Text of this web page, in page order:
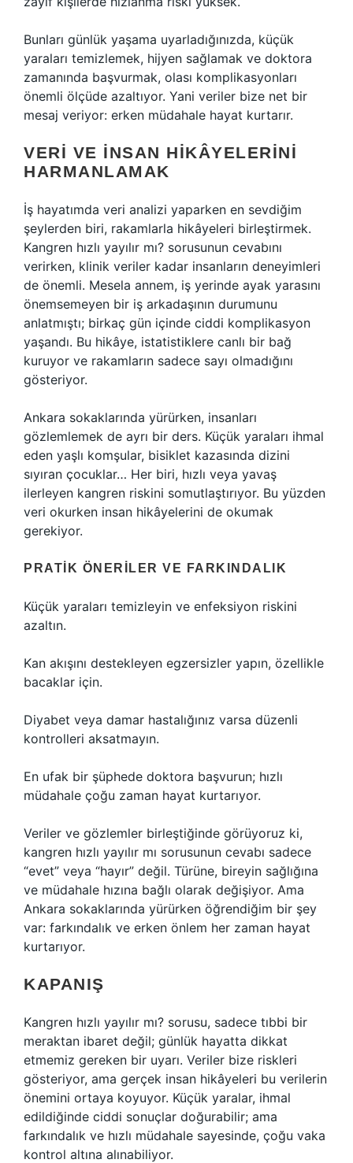
Bunları günlük yaşama uyarladığınızda, küçük
yaraları temizlemek, hijyen sağlamak ve doktora
zamanında başvurmak, olası komplikasyonları
önemli ölçüde azaltıyor. Yani veriler bize net bir
mesaj veriyor: erken müdahale hayat kurtarır.
VERI VE İNSAN HIKÂYELERINI
HARMANLAMAK
İş hayatımda veri analizi yaparken en sevdiğim
şeylerden biri, rakamlarla hikâyeleri birleştirmek.
Kangren hızlı yayılır mı? sorusunun cevabını
verirken, klinik veriler kadar insanların deneyimleri
de önemli. Mesela annem, iş yerinde ayak yarasını
önemsemeyen bir iş arkadaşının durumunu
anlatmıştı; birkaç gün içinde ciddi komplikasyon
yaşandı. Bu hikâye, istatistiklere canlı bir bağ
kuruyor ve rakamların sadece sayı olmadığını
gösteriyor.
Ankara sokaklarında yürürken, insanları
gözlemlemek de ayrı bir ders. Küçük yaraları ihmal
eden yaşlı komşular, bisiklet kazasında dizini
sıyıran çocuklar… Her biri, hızlı veya yavaş
ilerleyen kangren riskini somutlaştırıyor. Bu yüzden
veri okurken insan hikâyelerini de okumak
gerekiyor.
PRATIK ÖNERILER VE FARKINDALIK
Küçük yaraları temizleyin ve enfeksiyon riskini
azaltın.
Kan akışını destekleyen egzersizler yapın, özellikle
bacaklar için.
Diyabet veya damar hastalığınız varsa düzenli
kontrolleri aksatmayın.
En ufak bir şüphede doktora başvurun; hızlı
müdahale çoğu zaman hayat kurtarıyor.
Veriler ve gözlemler birleştiğinde görüyoruz ki,
kangren hızlı yayılır mı sorusunun cevabı sadece
“evet” veya “hayır” değil. Türüne, bireyin sağlığına
ve müdahale hızına bağlı olarak değişiyor. Ama
Ankara sokaklarında yürürken öğrendiğim bir şey
var: farkındalık ve erken önlem her zaman hayat
kurtarıyor.
KAPANIŞ
Kangren hızlı yayılır mı? sorusu, sadece tıbbi bir
meraktan ibaret değil; günlük hayatta dikkat
etmemiz gereken bir uyarı. Veriler bize riskleri
gösteriyor, ama gerçek insan hikâyeleri bu verilerin
önemini ortaya koyuyor. Küçük yaralar, ihmal
edildiğinde ciddi sonuçlar doğurabilir; ama
farkındalık ve hızlı müdahale sayesinde, çoğu vaka
kontrol altına alınabiliyor.